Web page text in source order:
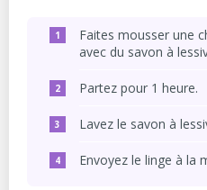
Faites mousser une
avec du savon à
Partez pour 1 heure.
Lavez le savon à
Envoyez le linge à la